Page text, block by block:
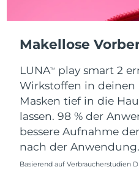
Makellose
LUNATM
play smart 2
Wirkstoffen in deinen
Masken tief in die
lassen. 98 % der
bessere Aufnahme
nach der Anwendung.
Basierend auf Verbraucherstudien
Réunion
Rumänien
Russland
Saudi-Arabien